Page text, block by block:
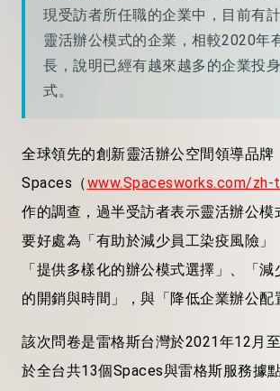
現受訪者所任職的企業中，目前有
靈活辦公模式的企業，相較2020年
長，說明已經有越來越多的企業投
式。
全球領先的創新靈活辦公空間領導品牌
Spaces（www.Spacesworks.com/zh-
作的調查，過半受訪者表示靈活辦公模
要好處為「有助於減少員工染疫風險」
「提供多樣化的辦公模式選擇」、「
的開銷與時間」，與「降低企業辦公配
該次問卷是雷格斯台灣於2021年12月
於全台共13個Spaces與雷格斯服務據